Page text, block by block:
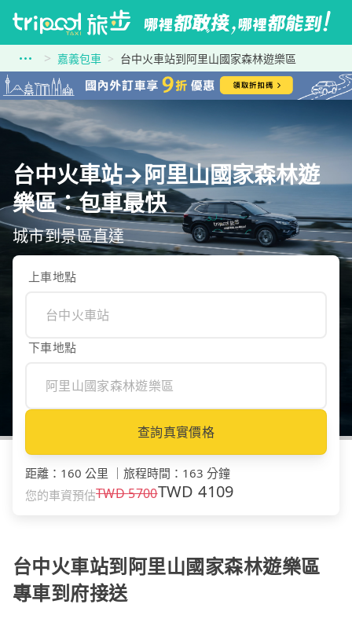
嘉義包車 台中火車站到阿里山國家森林遊樂區
台中火車站→阿里山國家森林遊
樂區：包車最快
城市到景區直達
上車地點
下車地點
查詢真實價格
距離 ： 160 公里 旅程時間 ： 163 分鐘
您的車資預估TWD5700TWD4109
台中火車站到阿里山國家森林遊樂區
專車到府接送